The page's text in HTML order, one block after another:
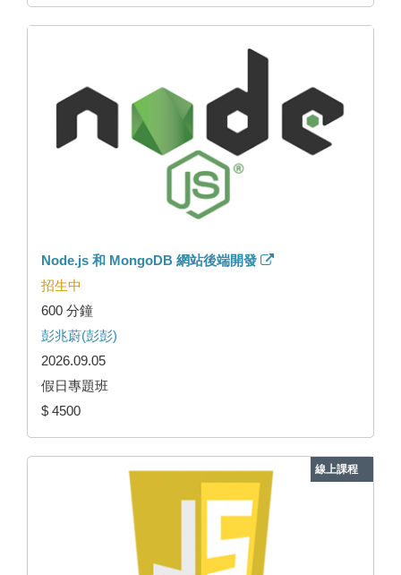
Node.js 和 MongoDB 網站後端開發
招生中
600 分鐘
彭兆蔚(彭彭)
2026.09.05
假日專題班
$ 4500
線上課程